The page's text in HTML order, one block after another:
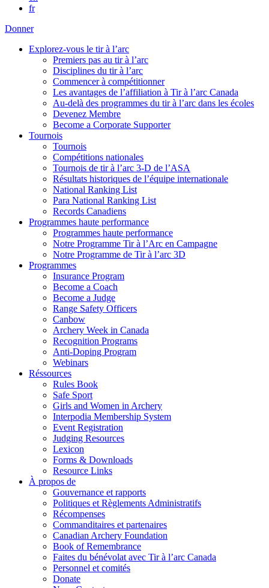
fr
Donner
Explorez-vous le tir à l’arc
Premiers pas au tir à l’arc
Disciplines du tir à l’arc
Commencer à compétitionner
Les avantages de l’affiliation à Tir à l’arc Canada
Au-delà des programmes du tir à l’arc dans les écoles
Devenez Membre
Become a Corporate Supporter
Tournois
Tournois
Compétitions nationales
Tournois de tir à l’arc 3-D de l’ASA
Résultats historiques de l’équipe internationale
National Ranking List
Para National Ranking List
Records Canadiens
Programmes haute performance
Programmes haute performance
Notre Programme Tir à l’Arc en Campagne
Notre Programme de Tir à l’arc 3D
Programmes
Insurance Program
Become a Coach
Become a Judge
Range Safety Officers
Canbow
Archery Week in Canada
Recognition Programs
Anti-Doping Program
Webinars
Réssources
Rules Book
Safe Sport
Girls and Women in Archery
Interpodia Membership System
Event Registration
Judging Resources
Lexicon
Forms & Downloads
Resource Links
À propos de
Gouvernance et rapports
Politiques et Règlements Administratifs
Récompenses
Commanditaires et partenaires
Canadian Archery Foundation
Book of Remembrance
Faites du bénévolat avec Tir à l’arc Canada
Personnel et comités
Donate